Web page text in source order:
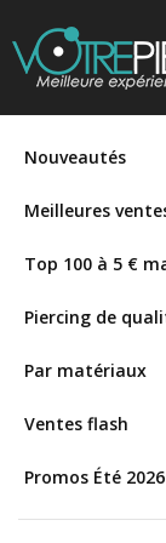
Nouveautés
Meilleures
Top 100 à 5 €
Piercing de
Par matériaux
Ventes flash
Promos Été 2026